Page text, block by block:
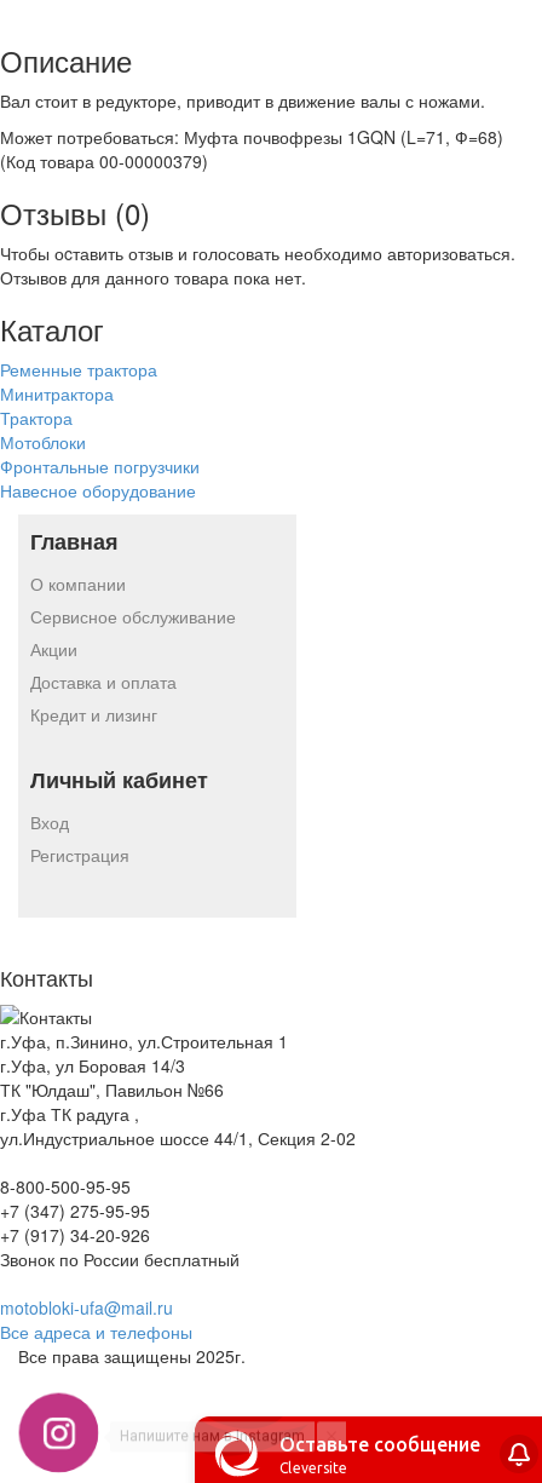
Описание
Вал стоит в редукторе, приводит в движение валы с ножами.
Может потребоваться: Муфта почвофрезы 1GQN (L=71, Ф=68)
(Код товара 00-00000379)
Отзывы (0)
Чтобы оcтавить отзыв и голосовать необходимо авторизоваться.
Отзывов для данного товара пока нет.
Каталог
Ременные трактора
Минитрактора
Трактора
Мотоблоки
Фронтальные погрузчики
Навесное оборудование
Главная
О компании
Сервисное обслуживание
Акции
Доставка и оплата
Кредит и лизинг
Личный кабинет
Вход
Регистрация
Контакты
г.Уфа, п.Зинино, ул.Строительная 1
г.Уфа, ул Боровая 14/3
ТК "Юлдаш", Павильон №66
г.Уфа ТК радуга ,
ул.Индустриальное шоссе 44/1, Секция 2-02
8-800-500-95-95
+7 (347) 275-95-95
+7 (917) 34-20-926
Звонок по России бесплатный
motobloki-ufa@mail.ru
Все адреса и телефоны
Все права защищены 2025г.
Оставьте сообщение
Cleversite
Напишите нам в Instagram